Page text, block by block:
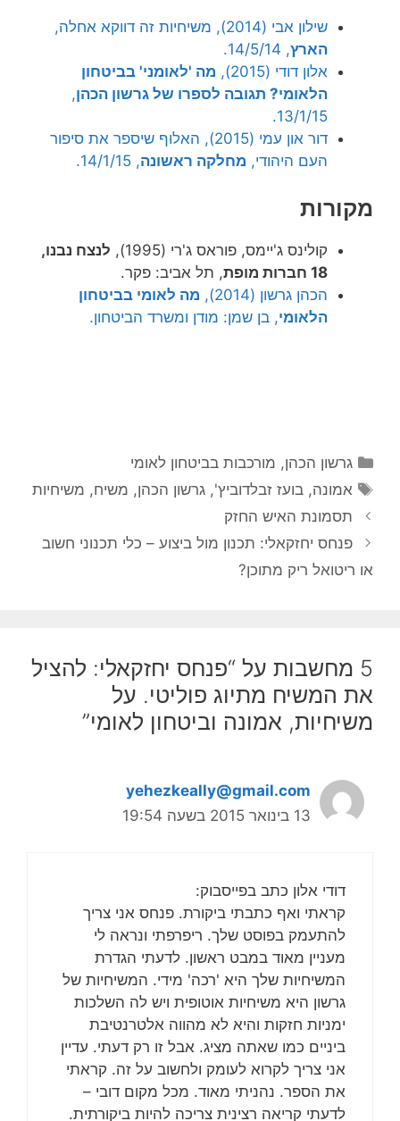
שילון אבי (2014), משיחיות זה דווקא אחלה,
הארץ, 14/5/14.
אלון דודי (2015),
מה 'לאומני' בביטחון
הלאומי? תגובה לספרו של גרשון הכהן,
13/1/15.
דור און עמי (2015), האלוף שיספר את סיפור
העם היהודי, מחלקה ראשונה, 14/1/15.
מקורות
קולינס ג'יימס, פוראס ג'רי (1995),
לנצח נבנו,
18 חברות מופת
, תל אביב: פקר.
הכהן גרשון (2014),
מה לאומי בביטחון
הלאומי, בן שמן: מודן ומשרד הביטחון.
קטגוריות
גרשון הכהן, מורכבות בביטחון לאומי
תגיות
אמונה,בועז זבלדוביץ',גרשון הכהן, משיח, משיחיות
תסמונת האיש החזק
פנחס יחזקאלי: תכנון מול ביצוע – כלי תכנוני חשוב
או ריטואל ריק מתוכן?
5 מחשבות על “פנחס יחזקאלי: להציל
את המשיח מתיוג פוליטי. על
משיחיות, אמונה וביטחון לאומי”
yehezkeally@gmail.com
13 בינואר 2015 בשעה 19:54
דודי אלון כתב בפייסבוק:
קראתי ואף כתבתי ביקורת. פנחס אני צריך
להתעמק בפוסט שלך. ריפרפתי ונראה לי
מעניין מאוד במבט ראשון. לדעתי הגדרת
המשיחיות שלך היא 'רכה' מידי. המשיחיות של
גרשון היא משיחיות אוטופית ויש לה השלכות
ימניות חזקות והיא לא מהווה אלטרנטיבת
ביניים כמו שאתה מציג. אבל זו רק דעתי. עדיין
אני צריך לקרוא לעומק ולחשוב על זה. קראתי
את הספר. נהניתי מאוד. מכל מקום דובי –
לדעתי קריאה רצינית צריכה להיות ביקורתית.